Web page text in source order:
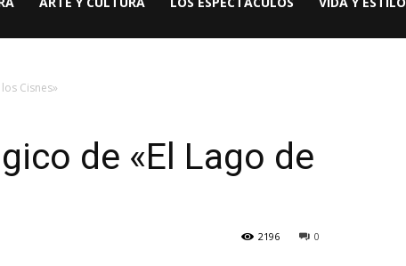
Cisnes»
de «El Lago de
0
2196